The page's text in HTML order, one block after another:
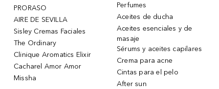
PRORASO
AIRE DE SEVILLA
Sisley Cremas Faciales
The Ordinary
Clinique Aromatics Elixir
Cacharel Amor Amor
Missha
Perfumes
Aceites de ducha
Aceites esenciales y de
masaje
Sérums y aceites capilares
Crema para acne
Cintas para el pelo
After sun